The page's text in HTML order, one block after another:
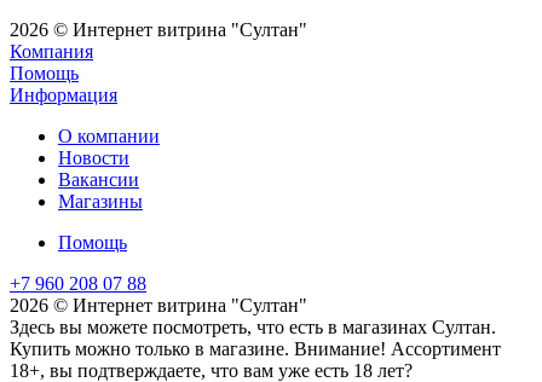
2026 © Интернет витрина "Султан"
Компания
Помощь
Информация
О компании
Новости
Вакансии
Магазины
Помощь
+7 960 208 07 88
2026 © Интернет витрина "Султан"
Здесь вы можете посмотреть, что есть в магазинах Султан.
Купить можно только в магазине. Внимание! Ассортимент
18+, вы подтверждаете, что вам уже есть 18 лет?